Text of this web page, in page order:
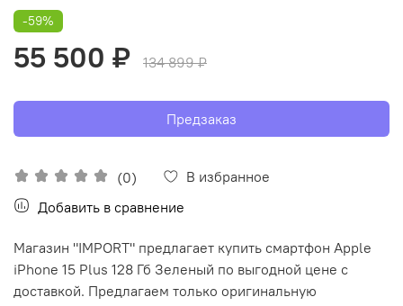
(0)
В избранное
Добавить в сравнение
-59%
55 500 ₽ 134 899 ₽
Предзаказ
Магазин "IMPORT" предлагает купить смартфон Apple
iPhone 15 Plus 128 Гб Зеленый по выгодной цене с
доставкой. Предлагаем только оригинальную